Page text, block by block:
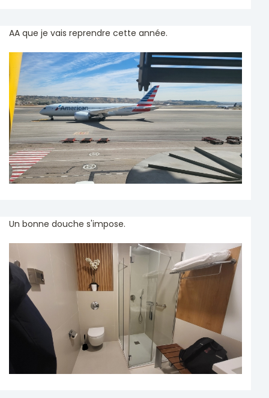
AA que je vais reprendre cette année.
Un bonne douche s'impose.